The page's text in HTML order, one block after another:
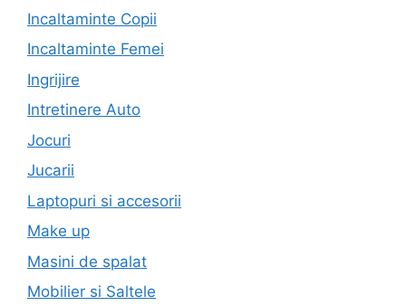
Incaltaminte Copii
Incaltaminte Femei
Ingrijire
Intretinere Auto
Jocuri
Jucarii
Laptopuri si accesorii
Make up
Masini de spalat
Mobilier si Saltele